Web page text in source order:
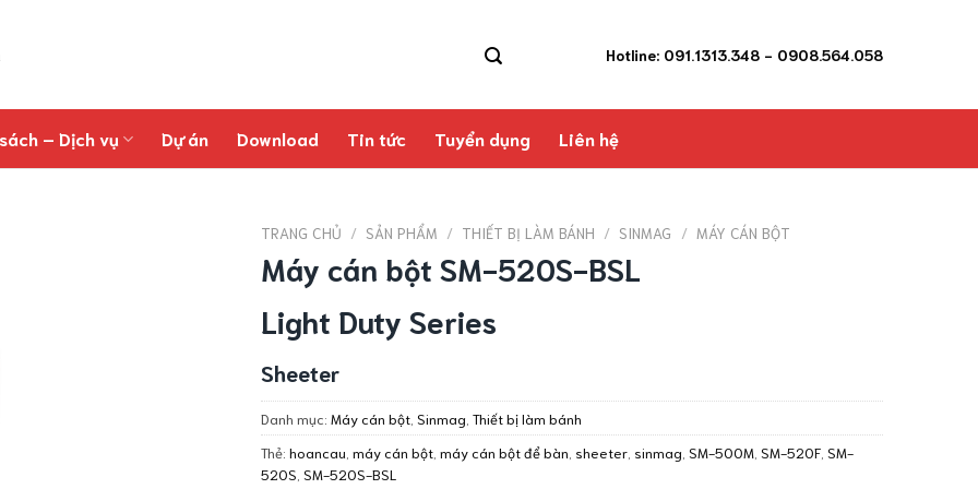
Hotline: 091.1313.348 - 0908.564.058
– Dịch vụ Dự án Download Tin tức Tuyển dụng Liên hệ
TRANG CHỦ / SẢN PHẨM / THIẾT BỊ LÀM BÁNH / SINMAG / MÁY CÁN BỘT
Máy cán bột SM-520S-BSL
Light Duty Series
Sheeter
Danh mục: Máy cán bột Sinmag Thiết bị làm bánh
Thẻ: hoancau máy cán bột máy cán bột để bàn sheeter sinmag SM-500M SM-520F SM-
520S SM-520S-BSL